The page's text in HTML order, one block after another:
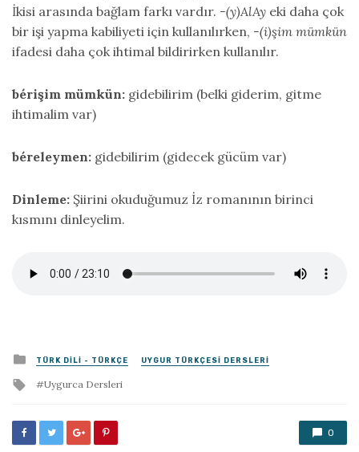
İkisi arasında bağlam farkı vardır. -(y)AlAy eki daha çok
bir işi yapma kabiliyeti için kullanılırken, -(i)şim mümkün
ifadesi daha çok ihtimal bildirirken kullanılır.
bérişim mümkün: gidebilirim (belki giderim, gitme
ihtimalim var)
béreleymen: gidebilirim (gidecek gücüm var)
Dinleme: Şiirini okuduğumuz İz romanının birinci
kısmını dinleyelim.
Posted
in
TÜRK DILI - TÜRKÇE UYGUR TÜRKÇESI DERSLERI
Tagged
with
Uygurca Dersleri
0